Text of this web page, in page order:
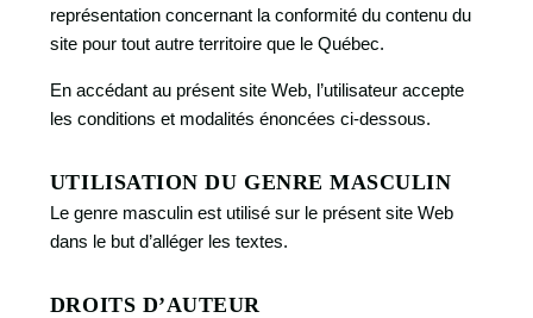
représentation concernant la conformité du contenu du
site pour tout autre territoire que le Québec.
En accédant au présent site Web, l’utilisateur accepte
les conditions et modalités énoncées ci-dessous.
UTILISATION DU GENRE MASCULIN
Le genre masculin est utilisé sur le présent site Web
dans le but d’alléger les textes.
DROITS D’AUTEUR